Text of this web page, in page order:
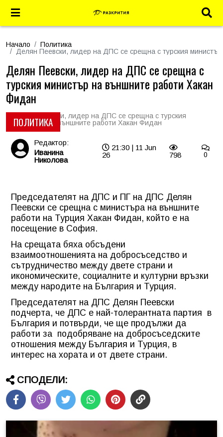
Начало
Политика
Делян Пеевски, лидер на ДПС се срещна с турския
ПОЛИТИКА
Делян Пеевски, лидер на ДПС се срещна с
турския министър на външните работи Хакан
Фидан
Редактор:
Иванина
Николова
21:30 | 11 Jun
26
798 0
Председателят на ДПС и ПГ на ДПС Делян
Пеевски се срещна с министъра на външните
работи на Турция Хакан Фидан, който е на
посещение в София.
На срещата бяха обсъдени
взаимоотношенията на добросъседство и
сътрудничество между двете страни и
икономическите, социалните и културни връзки
между народите на България и Турция.
Председателят на ДПС Делян Пеевски
подчерта, че ДПС е най-толерантната партия в
България и потвърди, че ще продължи да
работи за подобряване на добросъседските
отношения между България и Турция, в
интерес на хората и от двете страни.
СПОДЕЛИ: